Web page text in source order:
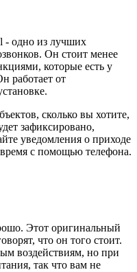
- одно из лучших
Он стоит менее
которые есть у
работает от
сколько вы хотите,
зафиксировано,
уведомления о приходе
с помощью телефона.
Этот оригинальный
что он того стоит.
воздействиям, но при
так что вам не